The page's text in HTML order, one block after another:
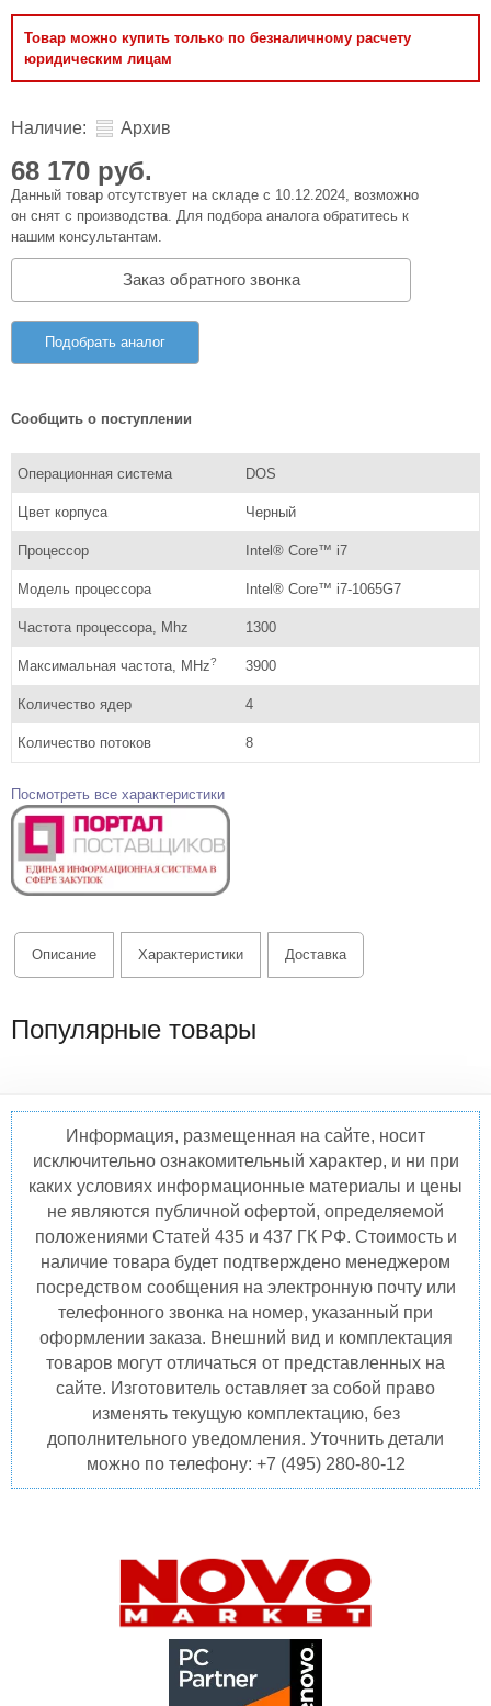
Товар можно купить только по безналичному расчету
юридическим лицам
Наличие: Архив
68 170 руб.
Данный товар отсутствует на складе с 10.12.2024, возможно
он снят с производства. Для подбора аналога обратитесь к
нашим консультантам.
Заказ обратного звонка
Подобрать аналог
Сообщить о поступлении
Операционная система DOS
Цвет корпуса Черный
Процессор Intel® Core™ i7
Модель процессора Intel® Core™ i7-1065G7
Частота процессора, Mhz 1300
Максимальная частота, MHz? 3900
Количество ядер 4
Количество потоков 8
Посмотреть все характеристики
Описание Характеристики Доставка
Популярные товары
Информация, размещенная на сайте, носит
исключительно ознакомительный характер, и ни при
каких условиях информационные материалы и цены
не являются публичной офертой, определяемой
положениями Статей 435 и 437 ГК РФ. Стоимость и
наличие товара будет подтверждено менеджером
посредством сообщения на электронную почту или
телефонного звонка на номер, указанный при
оформлении заказа. Внешний вид и комплектация
товаров могут отличаться от представленных на
сайте. Изготовитель оставляет за собой право
изменять текущую комплектацию, без
дополнительного уведомления. Уточнить детали
можно по телефону: +7 (495) 280-80-12